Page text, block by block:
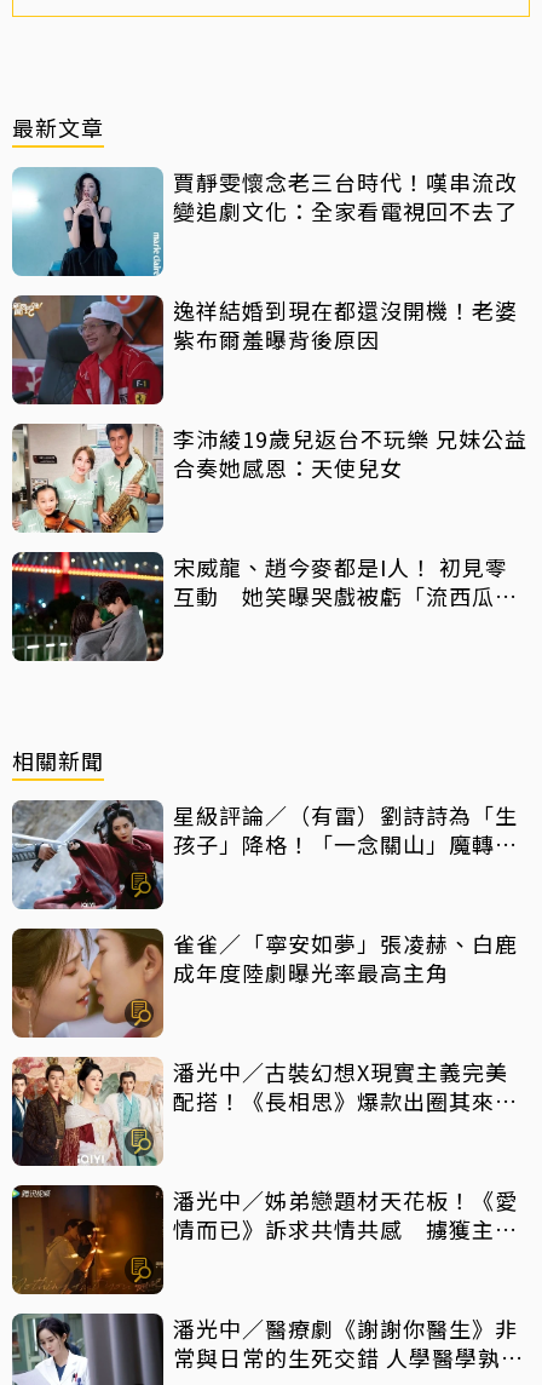
最新文章
賈靜雯懷念老三台時代！嘆串流改
變追劇文化：全家看電視回不去了
逸祥結婚到現在都還沒開機！老婆
紫布爾羞曝背後原因
李沛綾19歲兒返台不玩樂 兄妹公益
合奏她感恩：天使兒女
宋威龍、趙今麥都是I人！ 初見零
互動 她笑曝哭戲被虧「流西瓜
相關新聞
星級評論／（有雷）劉詩詩為「生
孩子」降格！「一念關山」魔轉成
雀雀／「寧安如夢」張凌赫、白鹿
成年度陸劇曝光率最高主角
潘光中／古裝幻想X現實主義完美
配搭！《長相思》爆款出圈其來有
潘光中／姊弟戀題材天花板！《愛
情而已》訴求共情共感 擄獲主力
潘光中／醫療劇《謝謝你醫生》非
常與日常的生死交錯 人學醫學孰輕